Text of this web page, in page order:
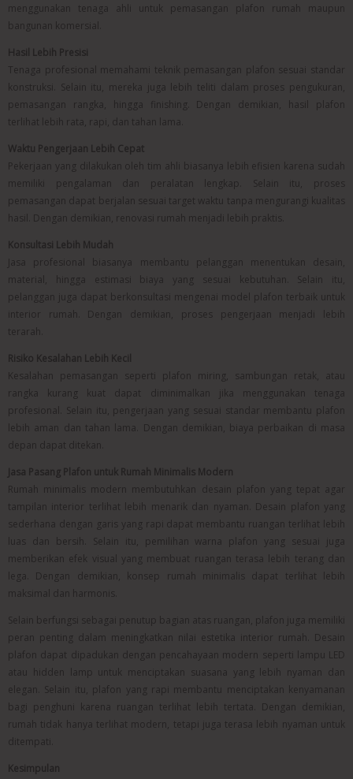
menggunakan tenaga ahli untuk pemasangan plafon rumah maupun
bangunan komersial.
Hasil Lebih Presisi
Tenaga profesional memahami teknik pemasangan plafon sesuai standar
konstruksi. Selain itu, mereka juga lebih teliti dalam proses pengukuran,
pemasangan rangka, hingga finishing. Dengan demikian, hasil plafon
terlihat lebih rata, rapi, dan tahan lama.
Waktu Pengerjaan Lebih Cepat
Pekerjaan yang dilakukan oleh tim ahli biasanya lebih efisien karena sudah
memiliki pengalaman dan peralatan lengkap. Selain itu, proses
pemasangan dapat berjalan sesuai target waktu tanpa mengurangi kualitas
hasil. Dengan demikian, renovasi rumah menjadi lebih praktis.
Konsultasi Lebih Mudah
Jasa profesional biasanya membantu pelanggan menentukan desain,
material, hingga estimasi biaya yang sesuai kebutuhan. Selain itu,
pelanggan juga dapat berkonsultasi mengenai model plafon terbaik untuk
interior rumah. Dengan demikian, proses pengerjaan menjadi lebih
terarah.
Risiko Kesalahan Lebih Kecil
Kesalahan pemasangan seperti plafon miring, sambungan retak, atau
rangka kurang kuat dapat diminimalkan jika menggunakan tenaga
profesional. Selain itu, pengerjaan yang sesuai standar membantu plafon
lebih aman dan tahan lama. Dengan demikian, biaya perbaikan di masa
depan dapat ditekan.
Jasa Pasang Plafon untuk Rumah Minimalis Modern
Rumah minimalis modern membutuhkan desain plafon yang tepat agar
tampilan interior terlihat lebih menarik dan nyaman. Desain plafon yang
sederhana dengan garis yang rapi dapat membantu ruangan terlihat lebih
luas dan bersih. Selain itu, pemilihan warna plafon yang sesuai juga
memberikan efek visual yang membuat ruangan terasa lebih terang dan
lega. Dengan demikian, konsep rumah minimalis dapat terlihat lebih
maksimal dan harmonis.
Selain berfungsi sebagai penutup bagian atas ruangan, plafon juga memiliki
peran penting dalam meningkatkan nilai estetika interior rumah. Desain
plafon dapat dipadukan dengan pencahayaan modern seperti lampu LED
atau hidden lamp untuk menciptakan suasana yang lebih nyaman dan
elegan. Selain itu, plafon yang rapi membantu menciptakan kenyamanan
bagi penghuni karena ruangan terlihat lebih tertata. Dengan demikian,
rumah tidak hanya terlihat modern, tetapi juga terasa lebih nyaman untuk
ditempati.
Kesimpulan